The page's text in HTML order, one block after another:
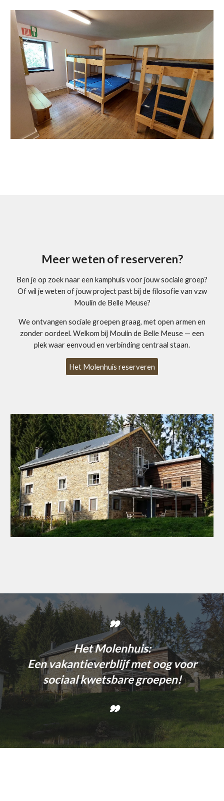
Meer weten of reserveren?
Ben je op zoek naar een kamphuis voor jouw sociale groep?
Of wil je weten of jouw project past bij de filosofie van vzw
Moulin de Belle Meuse?
We ontvangen sociale groepen graag, met open armen en
zonder oordeel. Welkom bij Moulin de Belle Meuse — een
plek waar eenvoud en verbinding centraal staan.
Het Molenhuis reserveren
”
Het Molenhuis:
Een vakantieverblijf met oog voor
sociaal kwetsbare groepen!
”